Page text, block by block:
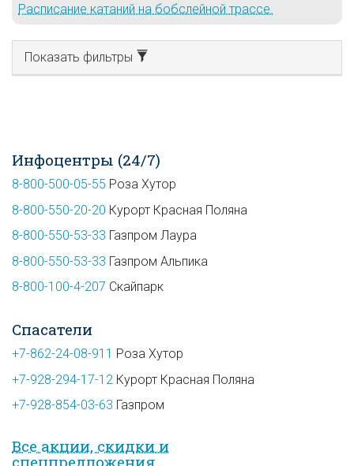
Расписание катаний на бобслейной трассе.
Показать фильтры
Инфоцентры (24/7)
8-800-500-05-55 Роза Хутор
8-800-550-20-20 Курорт Красная Поляна
8-800-550-53-33 Газпром Лаура
8-800-550-53-33 Газпром Альпика
8-800-100-4-207 Скайпарк
Спасатели
+7-862-24-08-911 Роза Хутор
+7-928-294-17-12 Курорт Красная Поляна
+7-928-854-03-63 Газпром
Все акции, скидки и
спец­предложе­ния